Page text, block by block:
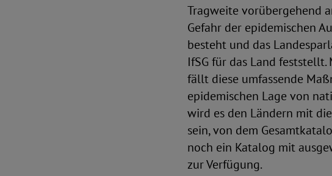
Tragweite vorübergehend
Gefahr der epidemischen
besteht und das
IfSG für das Land
fällt diese umfassende
epidemischen Lage von
wird es den Ländern mit
sein, von dem
noch ein Katalog mit
zur Verfügung.